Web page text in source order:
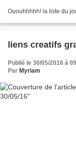
Ououhhhhh! la liste du
liens creatifs
Publié le 30/05/2016 à
Par Myriam